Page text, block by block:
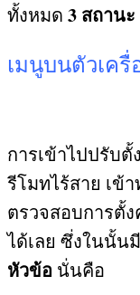
ทั้งหมด 3 สถานะ
เมนูบนตัวเครื่
การเข้าไปปรับตั้
รีโมทไร้สาย เข้
ตรวจสอบการตั้
ได้เลย ซึ่งในนั้น
หัวข้อ นั่นคือ